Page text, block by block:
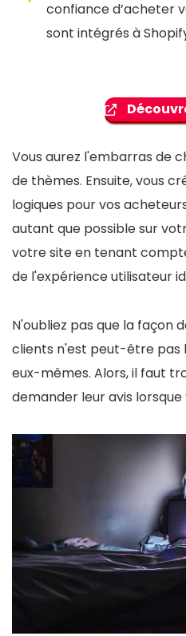
confiance d’acheter
sont intégrés à
Vous aurez l'embarras de
de thèmes. Ensuite, vous
logiques pour vos
autant que possible sur
votre site en tenant
de l'expérience utilisateur
N'oubliez pas que la façon
clients n'est peut-être pas
eux-mêmes. Alors, il faut
demander leur avis